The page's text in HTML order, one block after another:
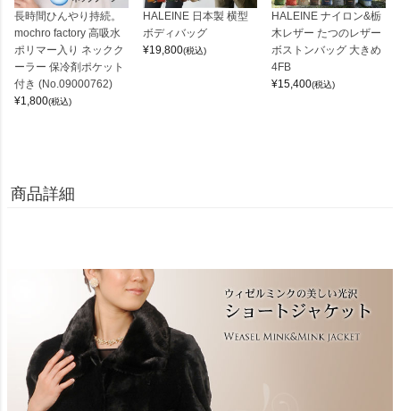
長時間ひんやり持続。
mochro factory 高吸水
ポリマー入り ネックク
ーラー 保冷剤ポケット
付き (No.09000762)
¥1,800(税込)
HALEINE 日本製 横型
ボディバッグ
¥19,800(税込)
HALEINE ナイロン&栃
木レザー たつのレザー
ボストンバッグ 大きめ
4FB
¥15,400(税込)
商品詳細